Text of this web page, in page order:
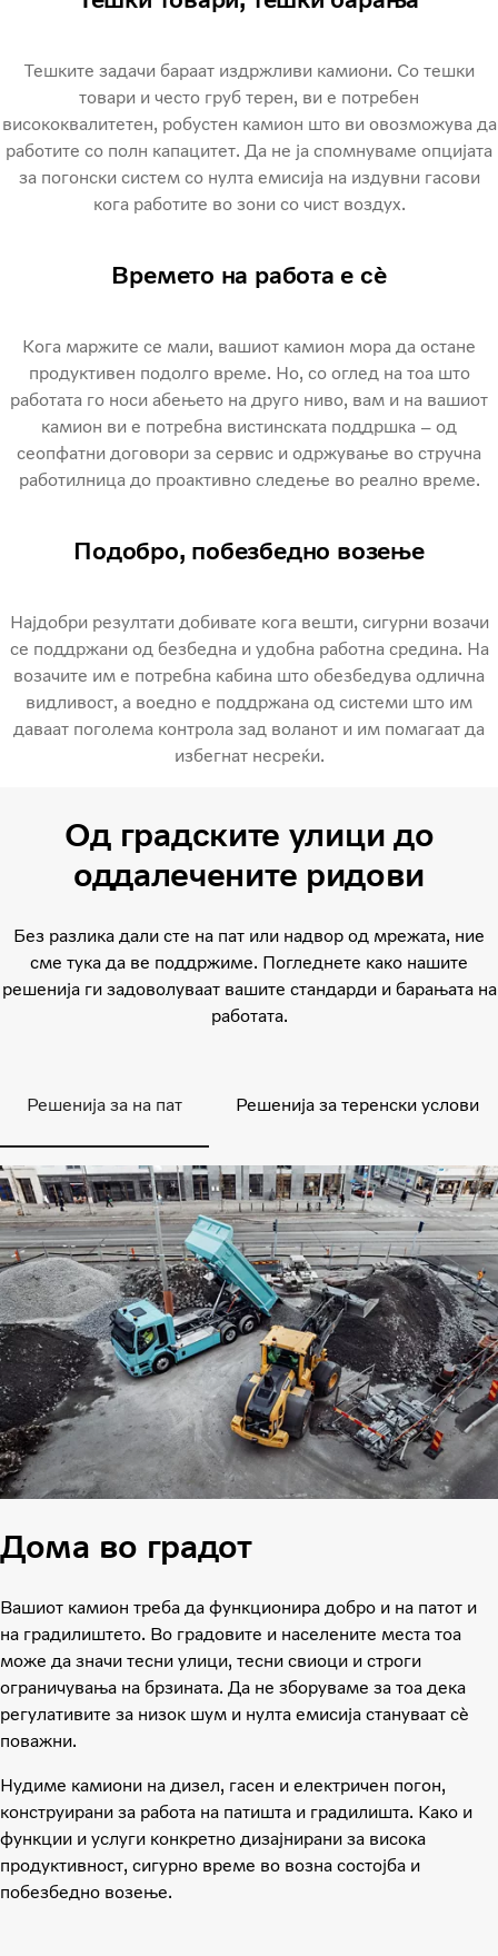
Тешките задачи бараат издржливи камиони. Со тешки
товари и често груб терен, ви е потребен
висококвалитетен, робустен камион што ви овозможува да
работите со полн капацитет. Да не ја спомнуваме опцијата
за погонски систем со нулта емисија на издувни гасови
кога работите во зони со чист воздух.
Времето на работа е сè
Кога маржите се мали, вашиот камион мора да остане
продуктивен подолго време. Но, со оглед на тоа што
работата го носи абењето на друго ниво, вам и на вашиот
камион ви е потребна вистинската поддршка – од
сеопфатни договори за сервис и одржување во стручна
работилница до проактивно следење во реално време.
Подобро, побезбедно возење
Најдобри резултати добивате кога вешти, сигурни возачи
се поддржани од безбедна и удобна работна средина. На
возачите им е потребна кабина што обезбедува одлична
видливост, а воедно е поддржана од системи што им
даваат поголема контрола зад воланот и им помагаат да
избегнат несреќи.
Од градските улици до
оддалечените ридови
Без разлика дали сте на пат или надвор од мрежата, ние
сме тука да ве поддржиме. Погледнете како нашите
решенија ги задоволуваат вашите стандарди и барањата на
работата.
Решенија за на пат Решенија за теренски услови
Дома во градот
Вашиот камион треба да функционира добро и на патот и
на градилиштето. Во градовите и населените места тоа
може да значи тесни улици, тесни свиоци и строги
ограничувања на брзината. Да не зборуваме за тоа дека
регулативите за низок шум и нулта емисија стануваат сè
поважни.
Нудиме камиони на дизел, гасен и електричен погон,
конструирани за работа на патишта и градилишта. Како и
функции и услуги конкретно дизајнирани за висока
продуктивност, сигурно време во возна состојба и
побезбедно возење.